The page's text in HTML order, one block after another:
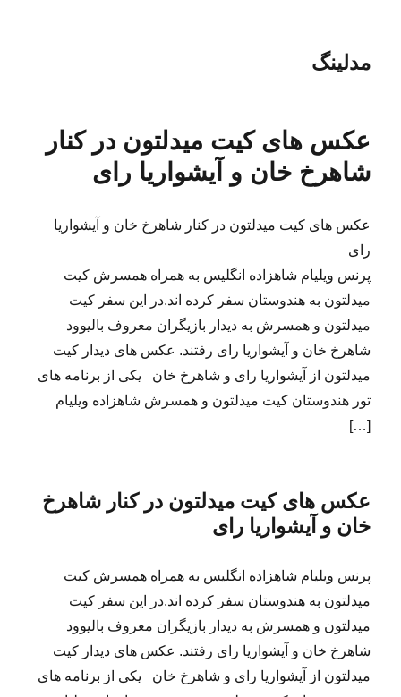
مدلینگ
عکس های کیت میدلتون در کنار
شاهرخ خان و آیشواریا رای
عکس های کیت میدلتون در کنار شاهرخ خان و آیشواریا
رای
پرنس ویلیام شاهزاده انگلیس به همراه همسرش کیت
میدلتون به هندوستان سفر کرده اند.در این سفر کیت
میدلتون و همسرش به دیدار بازیگران معروف بالیوود
شاهرخ خان و آیشواریا رای رفتند. عکس های دیدار کیت
میدلتون از آیشواریا رای و شاهرخ خان یکی از برنامه های
تور هندوستان کیت میدلتون و همسرش شاهزاده ویلیام
[…]
عکس های کیت میدلتون در کنار شاهرخ
خان و آیشواریا رای
پرنس ویلیام شاهزاده انگلیس به همراه همسرش کیت
میدلتون به هندوستان سفر کرده اند.در این سفر کیت
میدلتون و همسرش به دیدار بازیگران معروف بالیوود
شاهرخ خان و آیشواریا رای رفتند. عکس های دیدار کیت
میدلتون از آیشواریا رای و شاهرخ خان یکی از برنامه های